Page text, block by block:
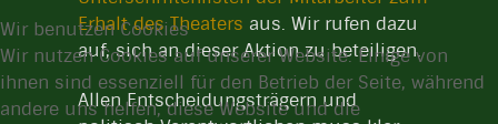
Erhalt des Theaters aus. Wir rufen dazu
auf, sich an dieser Aktion zu beteiligen.
Allen Entscheidungsträgern und
Wir benutzen Cookies
Wir nutzen Cookies auf unserer Website. Einige von
ihnen sind essenziell für den Betrieb der Seite, während
andere uns helfen, diese Website und die